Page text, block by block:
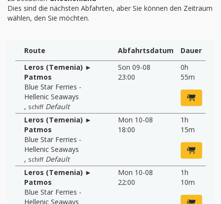
Dies sind die nächsten Abfahrten, aber Sie können den Zeitraum
wählen, den Sie möchten.
Route Abfahrtsdatum
Dauer
Leros (Temenia) ►
Patmos
Blue Star Ferries -
Hellenic Seaways
, schiff Default
Son 09-08
23:00
0h
55m
Leros (Temenia) ►
Patmos
Blue Star Ferries -
Hellenic Seaways
, schiff Default
Mon 10-08
18:00
1h
15m
Leros (Temenia) ►
Patmos
Blue Star Ferries -
Hellenic Seaways
Mon 10-08
22:00
1h
10m